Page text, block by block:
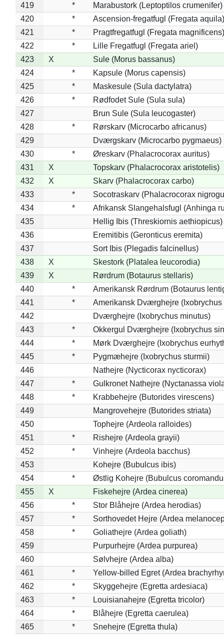
419
*
Marabustork (Leptoptilos crumenifer)
420
*
Ascension-fregatfugl (Fregata aquila)
421
*
Pragtfregatfugl (Fregata magnificens)
422
*
Lille Fregatfugl (Fregata ariel)
423
X
Sule (Morus bassanus)
424
*
Kapsule (Morus capensis)
425
*
Maskesule (Sula dactylatra)
426
*
Rødfodet Sule (Sula sula)
427
Brun Sule (Sula leucogaster)
428
*
Rørskarv (Microcarbo africanus)
429
Dværgskarv (Microcarbo pygmaeus)
430
*
Øreskarv (Phalacrocorax auritus)
431
X
Topskarv (Phalacrocorax aristotelis)
432
X
Skarv (Phalacrocorax carbo)
433
*
Socotraskarv (Phalacrocorax
434
*
Afrikansk Slangehalsfugl (Anhinga
435
Hellig Ibis (Threskiornis aethiopicus)
436
Eremitibis (Geronticus eremita)
437
Sort Ibis (Plegadis falcinellus)
438
X
Skestork (Platalea leucorodia)
439
X
Rørdrum (Botaurus stellaris)
440
*
Amerikansk Rørdrum (Botaurus
441
*
Amerikansk Dværghejre (Ixobrychus
442
Dværghejre (Ixobrychus minutus)
443
*
Okkergul Dværghejre (Ixobrychus
444
*
Mørk Dværghejre (Ixobrychus
445
*
Pygmæhejre (Ixobrychus sturmii)
446
Nathejre (Nycticorax nycticorax)
447
*
Gulkronet Nathejre (Nyctanassa
448
*
Krabbehejre (Butorides virescens)
449
Mangrovehejre (Butorides striata)
450
Tophejre (Ardeola ralloides)
451
*
Rishejre (Ardeola grayii)
452
*
Vinhejre (Ardeola bacchus)
453
Kohejre (Bubulcus ibis)
454
*
Østlig Kohejre (Bubulcus
455
X
Fiskehejre (Ardea cinerea)
456
*
Stor Blåhejre (Ardea herodias)
457
*
Sorthovedet Hejre (Ardea
458
*
Goliathejre (Ardea goliath)
459
Purpurhejre (Ardea purpurea)
460
Sølvhejre (Ardea alba)
461
*
Yellow-billed Egret (Ardea
462
*
Skyggehejre (Egretta ardesiaca)
463
*
Louisianahejre (Egretta tricolor)
464
*
Blåhejre (Egretta caerulea)
465
*
Snehejre (Egretta thula)